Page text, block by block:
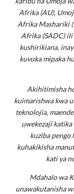
Afrika (AU),
Afrika Mashariki
Afrika (SADC)
kushirikiana,
kuvuka mipaka
Akihitimisha
kuimarishwa kwa
teknolojia,
uwekezaji
kuziba
kuhakikisha
kati ya
Mdahalo wa
unawakutanisha